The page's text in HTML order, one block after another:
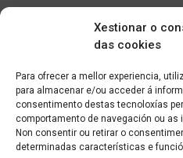
Xestionar o
das cookies
Para ofrecer a mellor experiencia,
para almacenar e/ou acceder á
consentimento destas tecnoloxías
comportamento de navegación ou
Non consentir ou retirar o
determinadas características e